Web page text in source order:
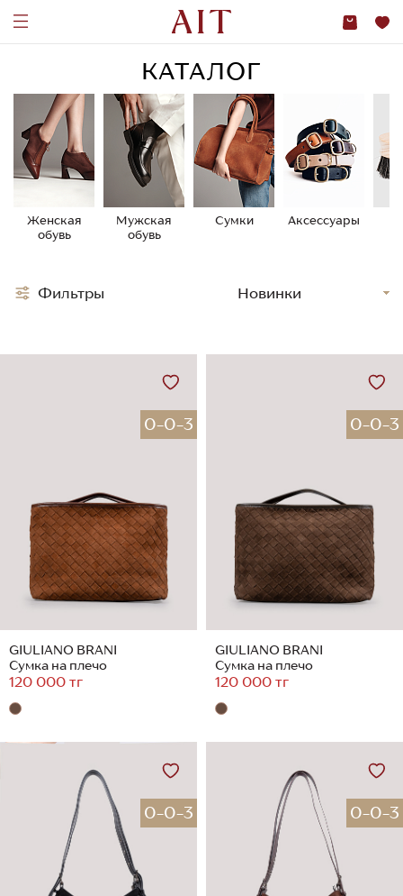
КАТАЛОГ
Женская
обувь
Мужская
обувь
Сумки Аксессуары
0-0-3
GIULIANO BRANI
Сумка на плечо
120 000 тг
0-0-3
GIULIANO BRANI
Сумка на плечо
120 000 тг
0-0-3 0-0-3
Фильтры